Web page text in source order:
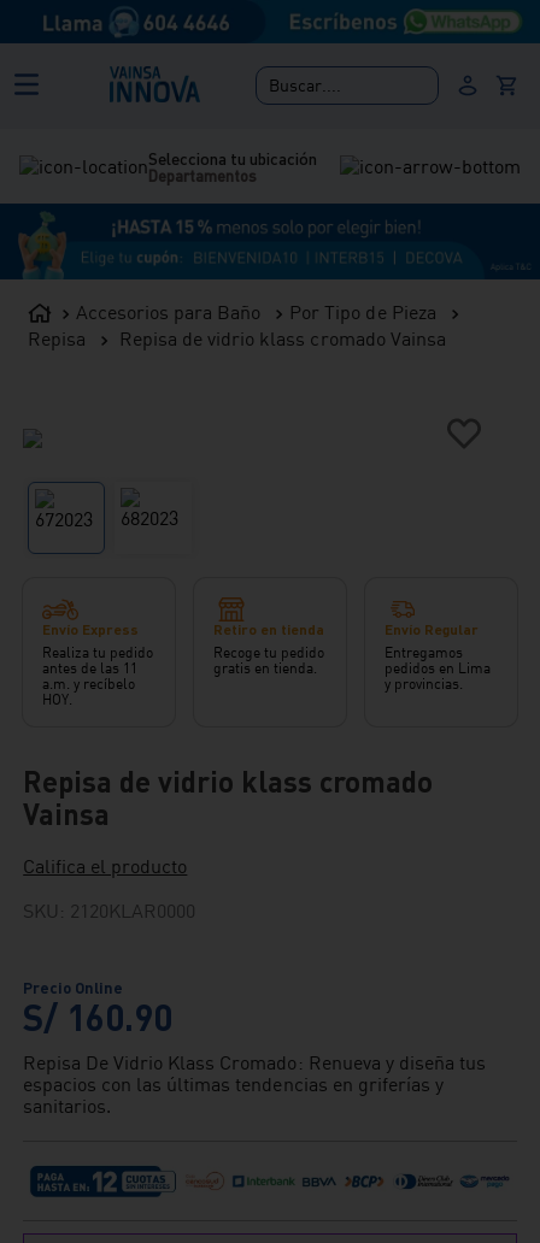
Buscar....
Selecciona tu ubicación
Departamentos
Accesorios para Baño
Por Tipo de Pieza
Repisa
Repisa de vidrio klass cromado Vainsa
Envío Express
Realiza tu pedido
antes de las 11
a.m. y recíbelo
HOY.
Retiro en tienda
Recoge tu pedido
gratis en tienda.
Envío Regular
Entregamos
pedidos en Lima
y provincias.
Repisa de vidrio klass cromado
Vainsa
Califica el producto
SKU : 2120KLAR0000
S/ 160.90
Repisa De Vidrio Klass Cromado: Renueva y diseña tus
espacios con las últimas tendencias en griferías y
sanitarios.